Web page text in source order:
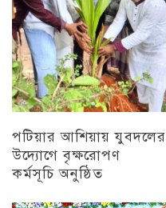
পটিয়ার আশিয়ায় যুবদলের
উদ্যোগে বৃক্ষরোপণ
কর্মসূচি অনুষ্ঠিত
অন্যান্য